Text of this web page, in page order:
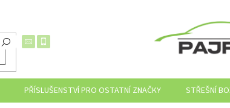
PŘÍSLUŠENSTVÍ PRO OSTATNÍ ZNAČKY STŘEŠNÍ